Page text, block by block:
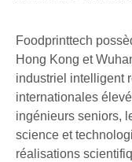
Foodprinttech
Hong Kong et
industriel intelligent
internationales
ingénieurs seniors,
science et
réalisations